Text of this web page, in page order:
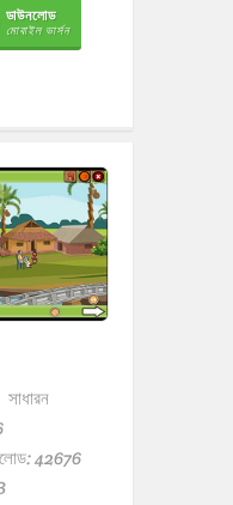
ডাউনলোড
মোবাইল ভার্সন
সাধারন
42676